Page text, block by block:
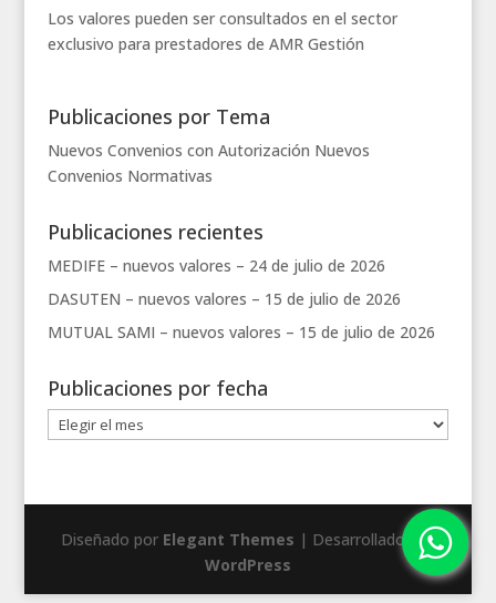
Los valores pueden ser consultados en el sector
exclusivo para prestadores de AMR Gestión
Publicaciones por Tema
Nuevos Convenios con Autorización Nuevos
Convenios Normativas
Publicaciones recientes
MEDIFE – nuevos valores – 24 de julio de 2026
DASUTEN – nuevos valores – 15 de julio de 2026
MUTUAL SAMI – nuevos valores – 15 de julio de 2026
Publicaciones por fecha
Publicaciones
por
Diseñado por Elegant Themes | Desarrollado por
WordPress